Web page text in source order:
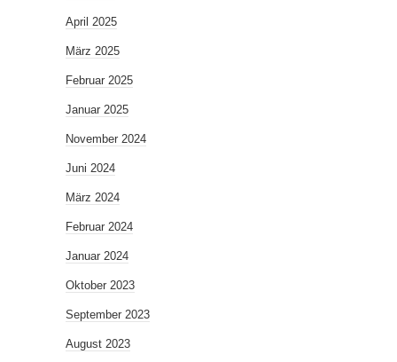
April 2025
März 2025
Februar 2025
Januar 2025
November 2024
Juni 2024
März 2024
Februar 2024
Januar 2024
Oktober 2023
September 2023
August 2023